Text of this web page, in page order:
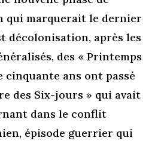
marquerait le dernier
décolonisation, après les
des « Printemps
cinquante ans ont passé
des Six-jours » qui avait
dans le conflit
épisode guerrier qui